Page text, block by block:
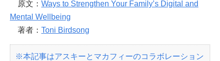
原文： Ways to Strengthen Your Family’s Digital and
Mental Wellbeing
著者： Toni Birdsong
※本記事はアスキーとマカフィーのコラボレーション